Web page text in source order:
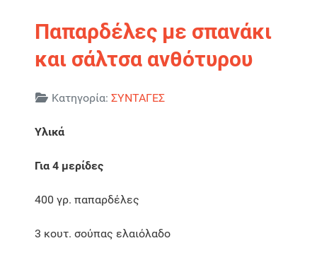
Παπαρδέλες με σπανάκι
και σάλτσα ανθότυρου
Λεπτομέρειες
Κατηγορία: ΣΥΝΤΑΓΕΣ
Υλικά
Για 4 μερίδες
400 γρ. παπαρδέλες
3 κουτ. σούπας ελαιόλαδο